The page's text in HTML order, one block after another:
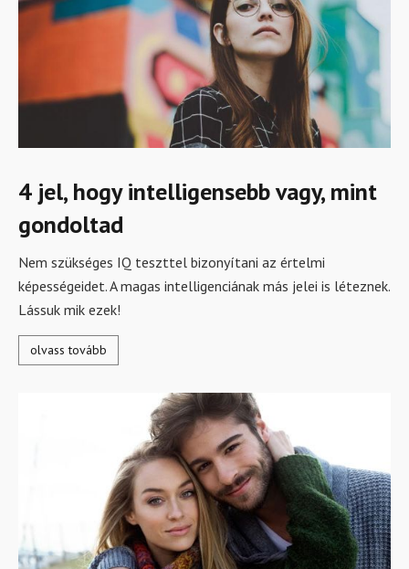
4 jel, hogy intelligensebb vagy, mint
gondoltad
Nem szükséges IQ teszttel bizonyítani az értelmi
képességeidet. A magas intelligenciának más jelei is léteznek.
Lássuk mik ezek!
olvass tovább